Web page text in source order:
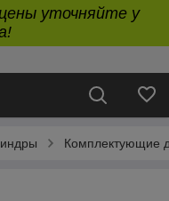
уточняйте у
Комплектующие